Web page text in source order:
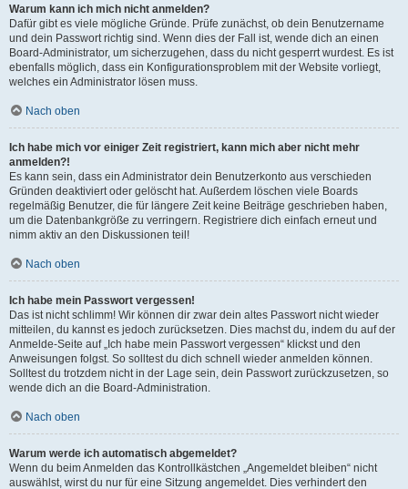
Warum kann ich mich nicht anmelden?
Dafür gibt es viele mögliche Gründe. Prüfe zunächst, ob dein Benutzername
und dein Passwort richtig sind. Wenn dies der Fall ist, wende dich an einen
Board-Administrator, um sicherzugehen, dass du nicht gesperrt wurdest. Es ist
ebenfalls möglich, dass ein Konfigurationsproblem mit der Website vorliegt,
welches ein Administrator lösen muss.
Nach oben
Ich habe mich vor einiger Zeit registriert, kann mich aber nicht mehr
anmelden?!
Es kann sein, dass ein Administrator dein Benutzerkonto aus verschieden
Gründen deaktiviert oder gelöscht hat. Außerdem löschen viele Boards
regelmäßig Benutzer, die für längere Zeit keine Beiträge geschrieben haben,
um die Datenbankgröße zu verringern. Registriere dich einfach erneut und
nimm aktiv an den Diskussionen teil!
Nach oben
Ich habe mein Passwort vergessen!
Das ist nicht schlimm! Wir können dir zwar dein altes Passwort nicht wieder
mitteilen, du kannst es jedoch zurücksetzen. Dies machst du, indem du auf der
Anmelde-Seite auf „Ich habe mein Passwort vergessen“ klickst und den
Anweisungen folgst. So solltest du dich schnell wieder anmelden können.
Solltest du trotzdem nicht in der Lage sein, dein Passwort zurückzusetzen, so
wende dich an die Board-Administration.
Nach oben
Warum werde ich automatisch abgemeldet?
Wenn du beim Anmelden das Kontrollkästchen „Angemeldet bleiben“ nicht
auswählst, wirst du nur für eine Sitzung angemeldet. Dies verhindert den